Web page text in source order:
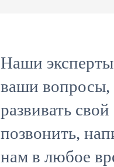
Наши эксперты
ваши вопросы,
развивать
позвонить,
нам в любое